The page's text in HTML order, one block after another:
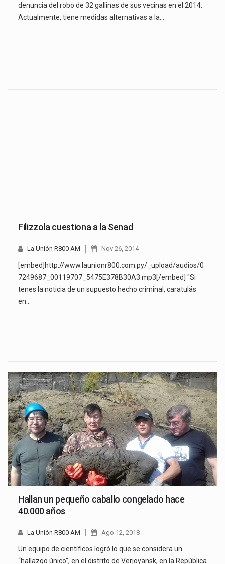
denuncia del robo de 32 gallinas de sus vecinas en el 2014.
Actualmente, tiene medidas alternativas a la…
Filizzola cuestiona a la Senad
La Unión R800 AM Nov 26, 2014
[embed]http://www.launionr800.com.py/_upload/audios/0
7249687_00119707_5475E378B30A3.mp3[/embed] "Si
tenes la noticia de un supuesto hecho criminal, caratulás
en…
Hallan un pequeño caballo congelado hace
40.000 años
La Unión R800 AM Ago 12, 2018
Un equipo de científicos logró lo que se considera un
“hallazgo único”, en el distrito de Verjoyansk, en la República